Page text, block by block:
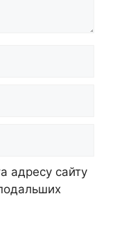
адресу сайту